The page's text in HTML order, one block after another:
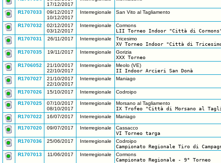
17/12/2017
R1707033
09/12/2017
10/12/2017
Interregionale San Vito al Tagliamento
R1707032
02/12/2017
03/12/2017
Interregionale
Cormons
LII Torneo Indoor "Città di
R1707031
26/11/2017 Interregionale
Tricesimo
XV Torneo Indoor "Città di
R1707035
19/11/2017 Interregionale
Gorizia
XXX Torneo
R1706052
21/10/2017
22/10/2017
Interregionale
Meolo (VE)
II Indoor Arcieri San Donà
R1707027
21/10/2017
22/10/2017
Interregionale Maniago
R1707026 15/10/2017 Interregionale Codroipo
R1707025
07/10/2017
08/10/2017
Interregionale
Morsano al Tagliamento
IX Trofeo "Città di Morsano al
R1707022
16/07/2017 Interregionale Maniago
R1707020 09/07/2017 Interregionale
Cassacco
VI Torneo targa
R1707036
25/06/2017 Interregionale
Codroipo
Campionato Regionale Tiro di
R1707013
11/06/2017 Interregionale
Cormons
Campionato Regionale - 9° Torneo